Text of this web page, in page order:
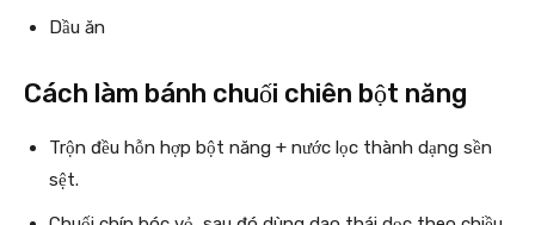
Dầu ăn
Cách làm bánh chuối chiên bột năng
Trộn đều hỗn hợp bột năng + nước lọc thành dạng sền
sệt.